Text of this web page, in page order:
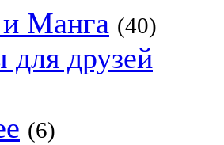
Манга (40)
для друзей
(6)